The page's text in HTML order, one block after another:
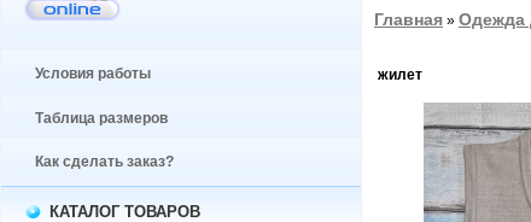
Условия работы
Таблица размеров
Как сделать заказ?
КАТАЛОГ ТОВАРОВ
Главная » Одежда
жилет